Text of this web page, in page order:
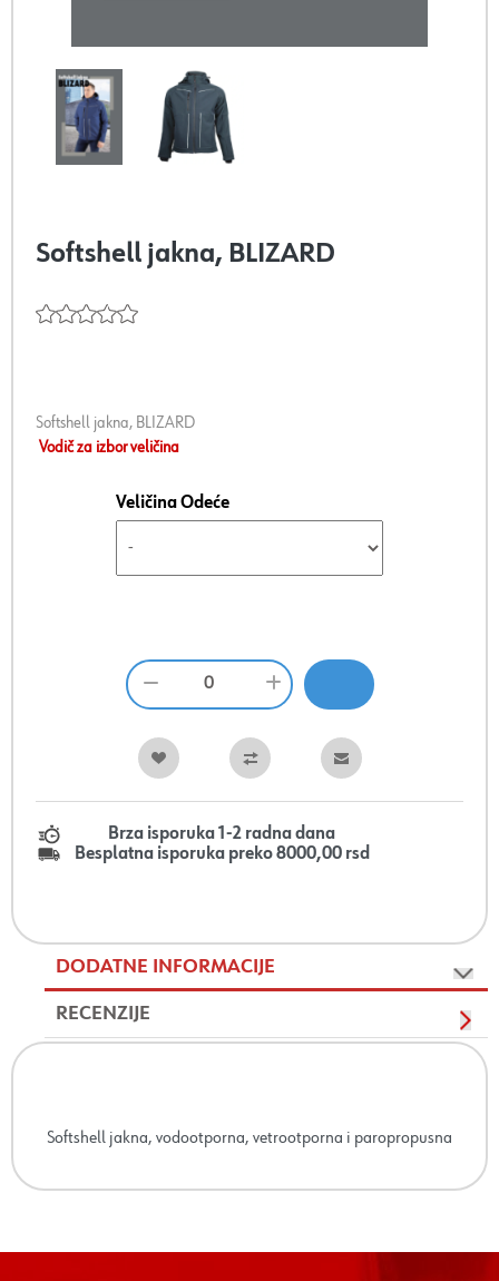
Softshell jakna, BLIZARD
Softshell jakna, BLIZARD
Vodič za izbor veličina
Veličina Odeće
Brza isporuka 1-2 radna dana
Besplatna isporuka preko 8000,00 rsd
DODATNE INFORMACIJE
RECENZIJE
Softshell jakna, vodootporna, vetrootporna i paropropusna